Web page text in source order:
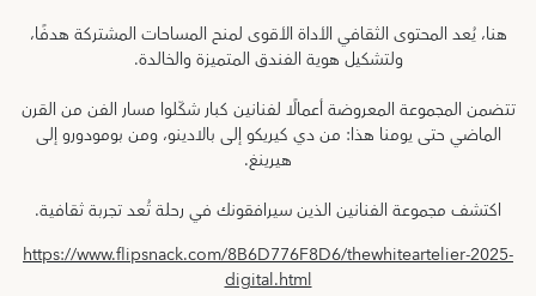
هنا، يُعد المحتوى الثقافي الأداة الأقوى لمنح المساحات المشتركة هدفًا،
ولتشكيل هوية الفندق المتميزة والخالدة.
تتضمن المجموعة المعروضة أعمالًا لفنانين كبار شكّلوا مسار الفن من القرن
الماضي حتى يومنا هذا: من دي كيريكو إلى بالادينو، ومن بومودورو إلى
هيرينغ.
اكتشف مجموعة الفنانين الذين سيرافقونك في رحلة تُعد تجربة ثقافية.
https://www.flipsnack.com/8B6D776F8D6/thewhiteartelier-2025-
digital.html